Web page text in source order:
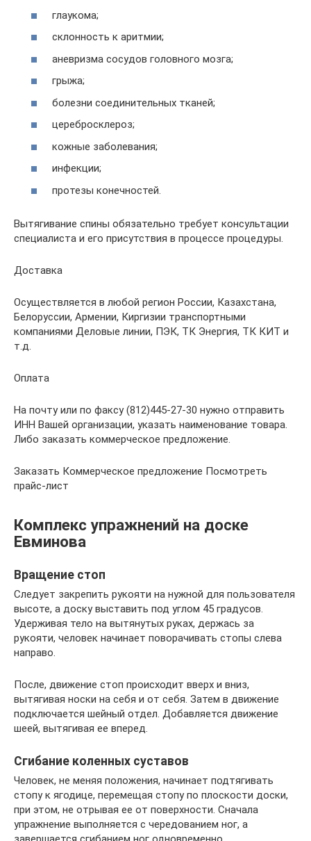
глаукома;
склонность к аритмии;
аневризма сосудов головного мозга;
грыжа;
болезни соединительных тканей;
церебросклероз;
кожные заболевания;
инфекции;
протезы конечностей.
Вытягивание спины обязательно требует консультации
специалиста и его присутствия в процессе процедуры.
Доставка
Осуществляется в любой регион России, Казахстана,
Белоруссии, Армении, Киргизии транспортными
компаниями Деловые линии, ПЭК, ТК Энергия, ТК КИТ и
т.д.
Оплата
На почту или по факсу (812)445-27-30 нужно отправить
ИНН Вашей организации, указать наименование товара.
Либо заказать коммерческое предложение.
Заказать Коммерческое предложение Посмотреть
прайс-лист
Комплекс упражнений на доске
Евминова
Вращение стоп
Следует закрепить рукояти на нужной для пользователя
высоте, а доску выставить под углом 45 градусов.
Удерживая тело на вытянутых руках, держась за
рукояти, человек начинает поворачивать стопы слева
направо.
После, движение стоп происходит вверх и вниз,
вытягивая носки на себя и от себя. Затем в движение
подключается шейный отдел. Добавляется движение
шеей, вытягивая ее вперед.
Сгибание коленных суставов
Человек, не меняя положения, начинает подтягивать
стопу к ягодице, перемещая стопу по плоскости доски,
при этом, не отрывая ее от поверхности. Сначала
упражнение выполняется с чередованием ног, а